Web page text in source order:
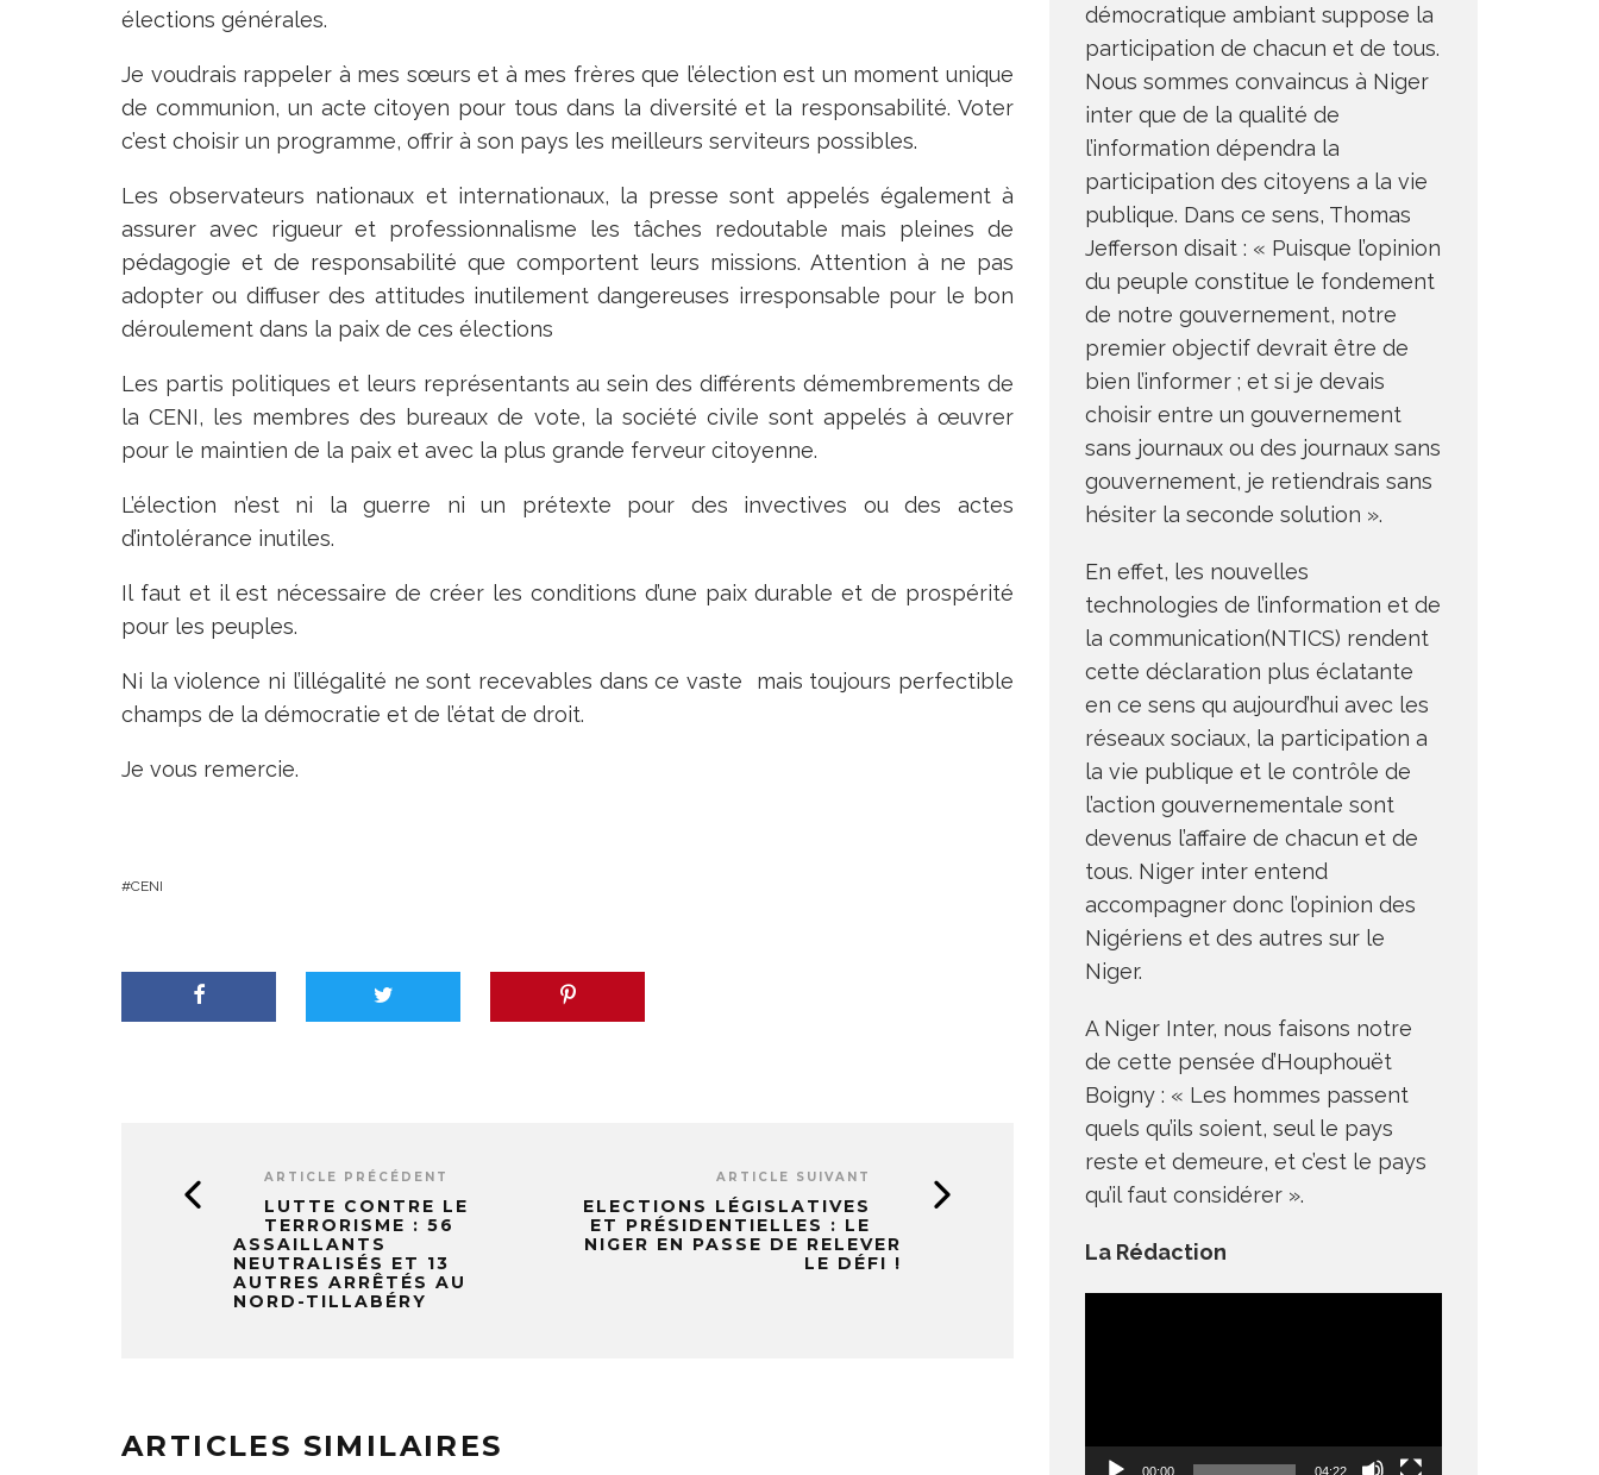
élections générales.
Je voudrais rappeler à mes sœurs et à mes frères que l’élection est un moment unique
de communion, un acte citoyen pour tous dans la diversité et la responsabilité. Voter
c’est choisir un programme, offrir à son pays les meilleurs serviteurs possibles.
Les observateurs nationaux et internationaux, la presse sont appelés également à
assurer avec rigueur et professionnalisme les tâches redoutable mais pleines de
pédagogie et de responsabilité que comportent leurs missions. Attention à ne pas
adopter ou diffuser des attitudes inutilement dangereuses irresponsable pour le bon
déroulement dans la paix de ces élections
Les partis politiques et leurs représentants au sein des différents démembrements de
la CENI, les membres des bureaux de vote, la société civile sont appelés à œuvrer
pour le maintien de la paix et avec la plus grande ferveur citoyenne.
L’élection n’est ni la guerre ni un prétexte pour des invectives ou des actes
d’intolérance inutiles.
Il faut et il est nécessaire de créer les conditions d’une paix durable et de prospérité
pour les peuples.
Ni la violence ni l’illégalité ne sont recevables dans ce vaste mais toujours perfectible
champs de la démocratie et de l’état de droit.
Je vous remercie.
CENI
ARTICLE PRÉCÉDENT
LUTTE CONTRE LE
TERRORISME : 56
ASSAILLANTS
NEUTRALISÉS ET 13
AUTRES ARRÊTÉS AU
NORD-TILLABÉRY
ARTICLE SUIVANT
ELECTIONS LÉGISLATIVES
ET PRÉSIDENTIELLES : LE
NIGER EN PASSE DE RELEVER
LE DÉFI !
ARTICLES SIMILAIRES
démocratique ambiant suppose la
participation de chacun et de tous.
Nous sommes convaincus à Niger
inter que de la qualité de
l’information dépendra la
participation des citoyens a la vie
publique. Dans ce sens, Thomas
Jefferson disait : « Puisque l’opinion
du peuple constitue le fondement
de notre gouvernement, notre
premier objectif devrait être de
bien l’informer ; et si je devais
choisir entre un gouvernement
sans journaux ou des journaux sans
gouvernement, je retiendrais sans
hésiter la seconde solution ».
En effet, les nouvelles
technologies de l’information et de
la communication(NTICS) rendent
cette déclaration plus éclatante
en ce sens qu aujourd’hui avec les
réseaux sociaux, la participation a
la vie publique et le contrôle de
l’action gouvernementale sont
devenus l’affaire de chacun et de
tous. Niger inter entend
accompagner donc l’opinion des
Nigériens et des autres sur le
Niger.
A Niger Inter, nous faisons notre
de cette pensée d’Houphouët
Boigny : « Les hommes passent
quels qu’ils soient, seul le pays
reste et demeure, et c’est le pays
qu’il faut considérer ».
La Rédaction
00:00 04:22